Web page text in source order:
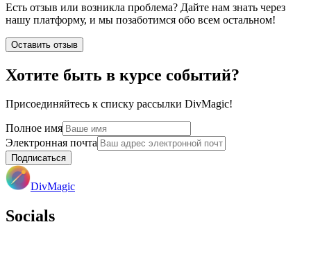
Есть отзыв или возникла проблема? Дайте нам знать через
нашу платформу, и мы позаботимся обо всем остальном!
Оставить отзыв
Хотите быть в курсе событий?
Присоединяйтесь к списку рассылки DivMagic!
Полное имя
Электронная почта
Подписаться
DivMagic
Socials